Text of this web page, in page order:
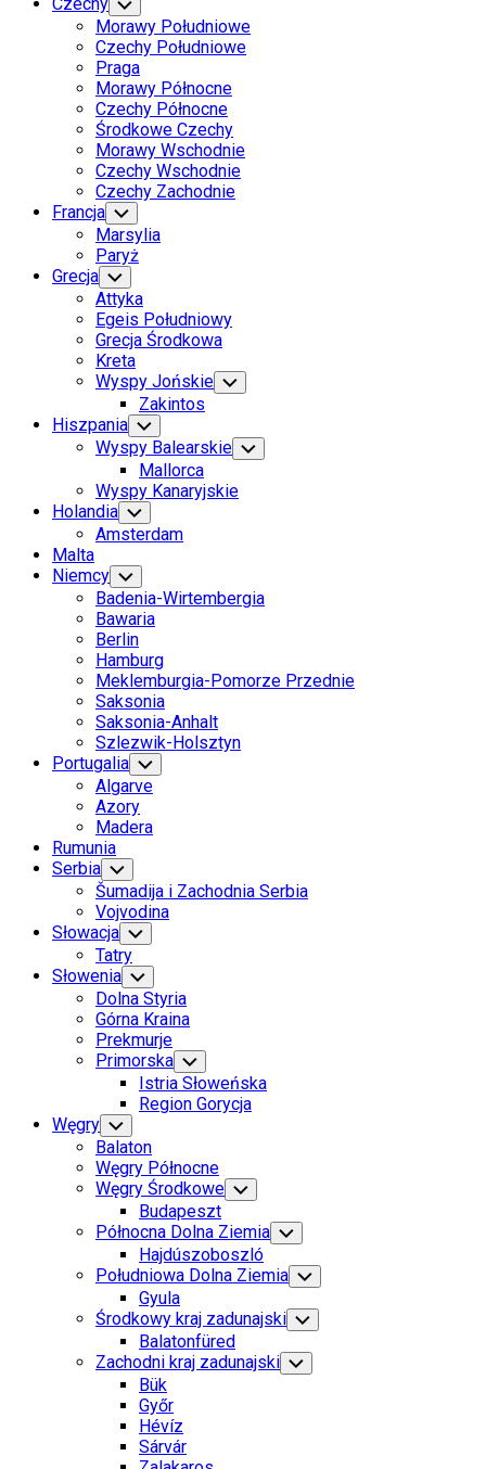
Toggle
Child
Menu
Morawy Południowe
Czechy Południowe
Praga
Morawy Północne
Czechy Północne
Środkowe Czechy
Morawy Wschodnie
Czechy Wschodnie
Czechy Zachodnie
Francja Toggle
Child
Menu
Marsylia
Paryż
Grecja Toggle
Child
Menu
Attyka
Egeis Południowy
Grecja Środkowa
Kreta
Wyspy Jońskie Toggle
Child
Zakintos
Hiszpania Toggle
Child
Menu
Wyspy Balearskie Toggle
Child
Mallorca
Wyspy Kanaryjskie
Holandia Toggle
Child
Menu
Amsterdam
Malta
Niemcy Toggle
Child
Menu
Badenia-Wirtembergia
Bawaria
Berlin
Hamburg
Meklemburgia-Pomorze Przednie
Saksonia
Saksonia-Anhalt
Szlezwik-Holsztyn
Portugalia Toggle
Child
Menu
Algarve
Azory
Madera
Rumunia
Serbia Toggle
Child
Menu
Šumadija i Zachodnia Serbia
Vojvodina
Słowacja Toggle
Child
Menu
Tatry
Słowenia Toggle
Child
Menu
Dolna Styria
Górna Kraina
Prekmurje
Primorska Toggle
Child
Menu
Istria Słoweńska
Region Gorycja
Węgry Toggle
Child
Menu
Balaton
Węgry Północne
Węgry Środkowe Toggle
Child
Menu
Budapeszt
Północna Dolna Ziemia Toggle
Child
Menu
Hajdúszoboszló
Południowa Dolna Ziemia Toggle
Child
Menu
Gyula
Środkowy kraj zadunajski Toggle
Child
Menu
Balatonfüred
Zachodni kraj zadunajski Toggle
Child
Bük
Győr
Hévíz
Sárvár